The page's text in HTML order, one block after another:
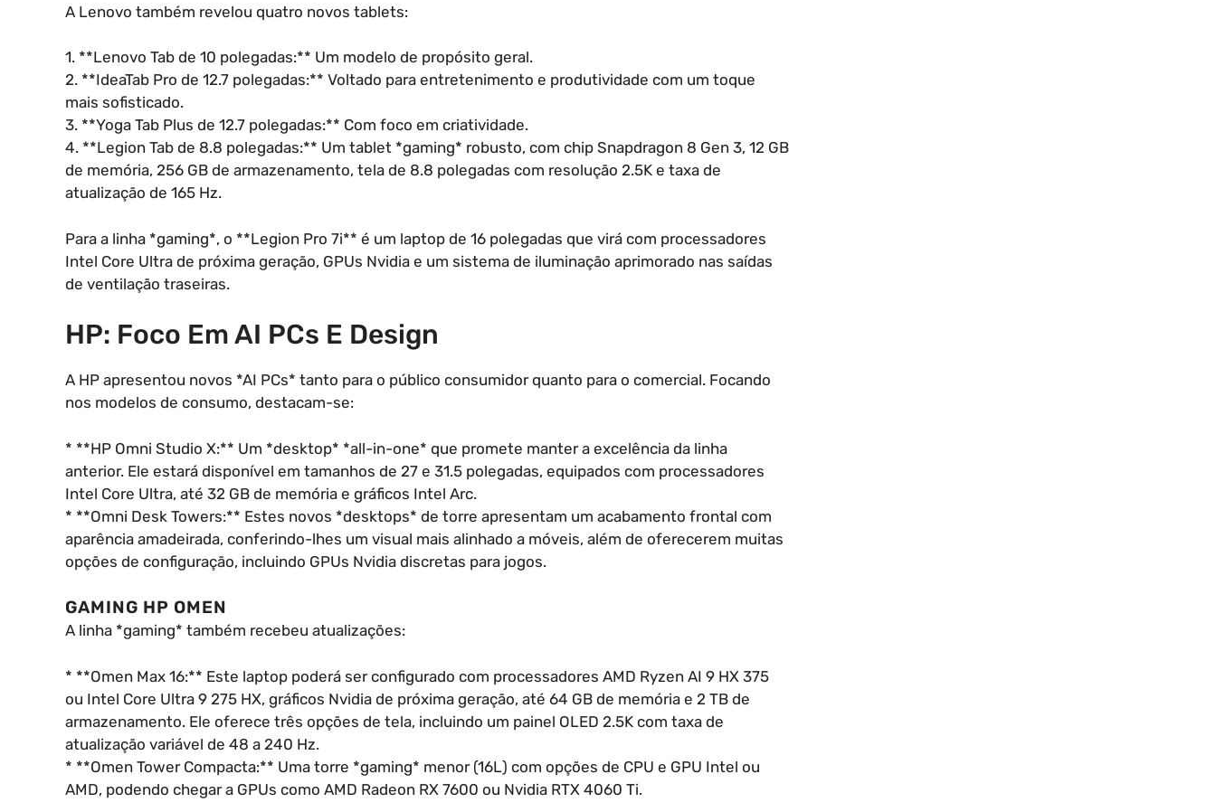
A Lenovo também revelou quatro novos tablets:
1. **Lenovo Tab de 10 polegadas:** Um modelo de propósito geral.
2. **IdeaTab Pro de 12.7 polegadas:** Voltado para entretenimento e produtividade com um toque
mais sofisticado.
3. **Yoga Tab Plus de 12.7 polegadas:** Com foco em criatividade.
4. **Legion Tab de 8.8 polegadas:** Um tablet *gaming* robusto, com chip Snapdragon 8 Gen 3, 12 GB
de memória, 256 GB de armazenamento, tela de 8.8 polegadas com resolução 2.5K e taxa de
atualização de 165 Hz.
Para a linha *gaming*, o **Legion Pro 7i** é um laptop de 16 polegadas que virá com processadores
Intel Core Ultra de próxima geração, GPUs Nvidia e um sistema de iluminação aprimorado nas saídas
de ventilação traseiras.
HP: Foco Em AI PCs E Design
A HP apresentou novos *AI PCs* tanto para o público consumidor quanto para o comercial. Focando
nos modelos de consumo, destacam-se:
* **HP Omni Studio X:** Um *desktop* *all-in-one* que promete manter a excelência da linha
anterior. Ele estará disponível em tamanhos de 27 e 31.5 polegadas, equipados com processadores
Intel Core Ultra, até 32 GB de memória e gráficos Intel Arc.
* **Omni Desk Towers:** Estes novos *desktops* de torre apresentam um acabamento frontal com
aparência amadeirada, conferindo-lhes um visual mais alinhado a móveis, além de oferecerem muitas
opções de configuração, incluindo GPUs Nvidia discretas para jogos.
GAMING HP OMEN
A linha *gaming* também recebeu atualizações:
* **Omen Max 16:** Este laptop poderá ser configurado com processadores AMD Ryzen AI 9 HX 375
ou Intel Core Ultra 9 275 HX, gráficos Nvidia de próxima geração, até 64 GB de memória e 2 TB de
armazenamento. Ele oferece três opções de tela, incluindo um painel OLED 2.5K com taxa de
atualização variável de 48 a 240 Hz.
* **Omen Tower Compacta:** Uma torre *gaming* menor (16L) com opções de CPU e GPU Intel ou
AMD, podendo chegar a GPUs como AMD Radeon RX 7600 ou Nvidia RTX 4060 Ti.